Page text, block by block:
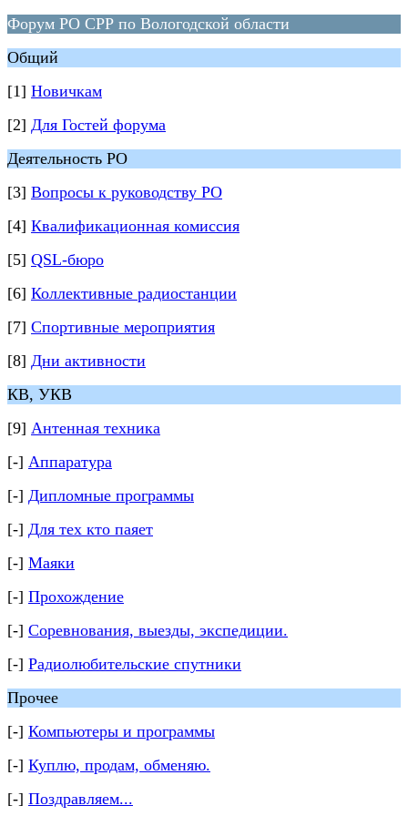
Форум РО СРР по Вологодской области
Общий
[1] Новичкам
[2] Для Гостей форума
Деятельность РО
[3] Вопросы к руководству РО
[4] Квалификационная комиссия
[5] QSL-бюро
[6] Коллективные радиостанции
[7] Спортивные мероприятия
[8] Дни активности
КВ, УКВ
[9] Антенная техника
[-] Аппаратура
[-] Дипломные программы
[-] Для тех кто паяет
[-] Маяки
[-] Прохождение
[-] Соревнования, выезды, экспедиции.
[-] Радиолюбительские спутники
Прочее
[-] Компьютеры и программы
[-] Куплю, продам, обменяю.
[-] Поздравляем...